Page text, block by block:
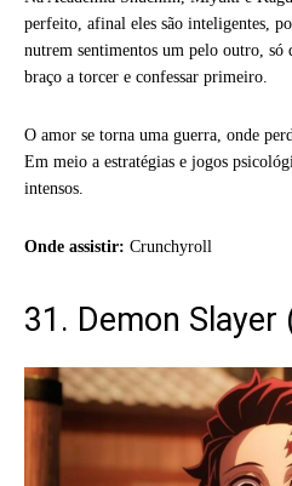
perfeito, afinal eles são inteligentes,
nutrem sentimentos um pelo outro, só
braço a torcer e confessar primeiro.
O amor se torna uma guerra, onde
Em meio a estratégias e jogos
intensos.
Onde assistir: Crunchyroll
31. Demon Slayer